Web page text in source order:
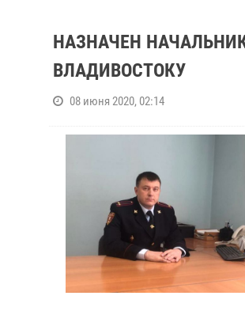
НАЗНАЧЕН
ВЛАДИВОСТОКУ
08 июня 2020, 02:14